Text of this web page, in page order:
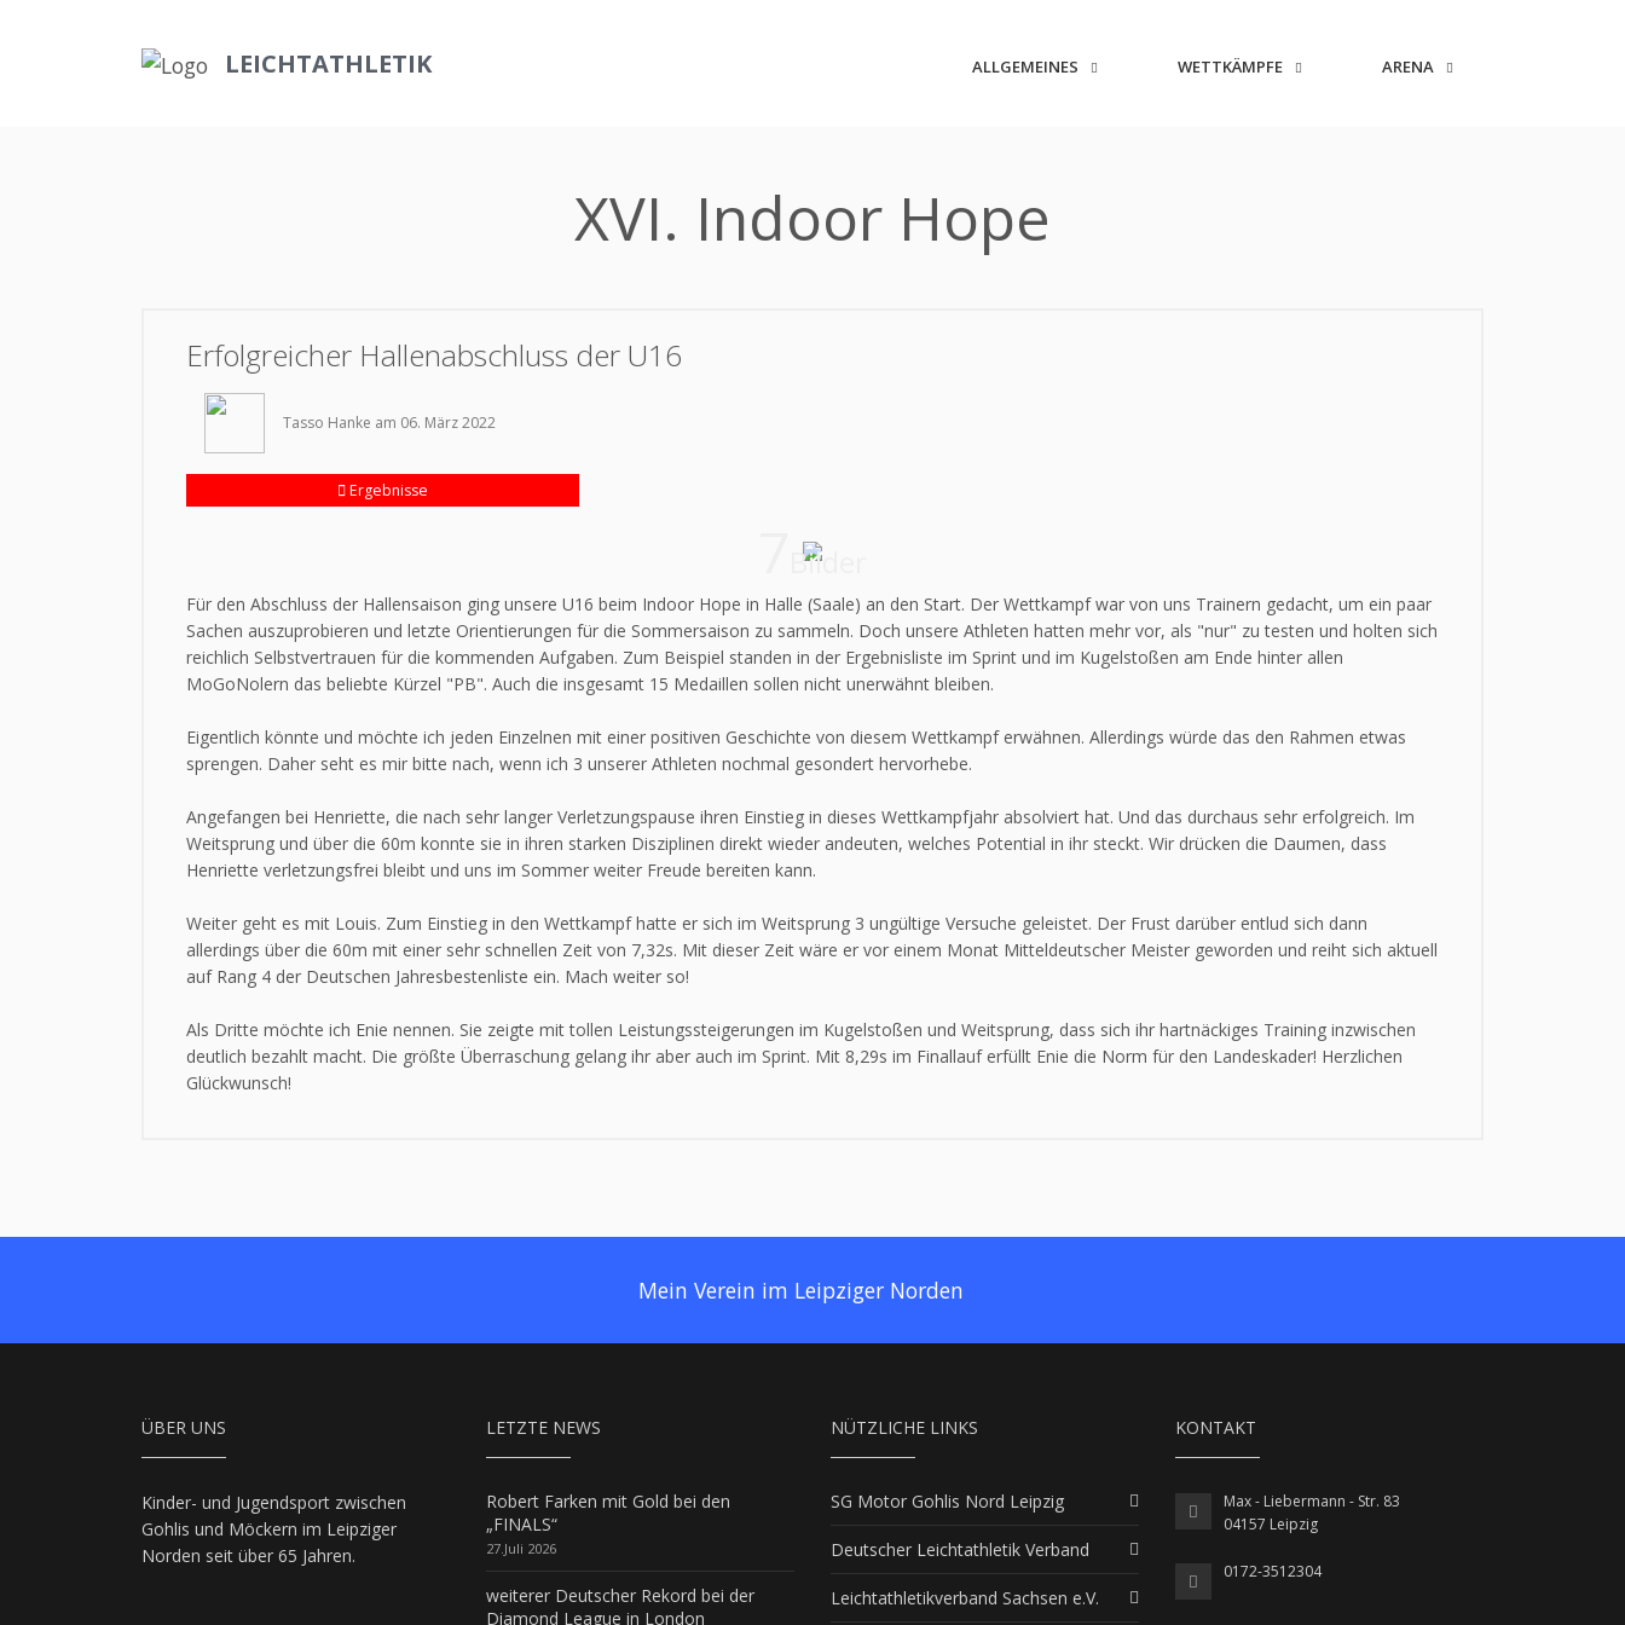
LEICHTATHLETIK ALLGEMEINES WETTKÄMPFE ARENA
XVI. Indoor Hope
Erfolgreicher Hallenabschluss der U16
Tasso Hanke am 06. März 2022
Ergebnisse
Bilder
Für den Abschluss der Hallensaison ging unsere U16 beim Indoor Hope in Halle (Saale) an den Start. Der Wettkampf war von uns Trainern gedacht, um ein paar
Sachen auszuprobieren und letzte Orientierungen für die Sommersaison zu sammeln. Doch unsere Athleten hatten mehr vor, als "nur" zu testen und holten sich
reichlich Selbstvertrauen für die kommenden Aufgaben. Zum Beispiel standen in der Ergebnisliste im Sprint und im Kugelstoßen am Ende hinter allen
MoGoNolern das beliebte Kürzel "PB". Auch die insgesamt 15 Medaillen sollen nicht unerwähnt bleiben.
Eigentlich könnte und möchte ich jeden Einzelnen mit einer positiven Geschichte von diesem Wettkampf erwähnen. Allerdings würde das den Rahmen etwas
sprengen. Daher seht es mir bitte nach, wenn ich 3 unserer Athleten nochmal gesondert hervorhebe.
Angefangen bei Henriette, die nach sehr langer Verletzungspause ihren Einstieg in dieses Wettkampfjahr absolviert hat. Und das durchaus sehr erfolgreich. Im
Weitsprung und über die 60m konnte sie in ihren starken Disziplinen direkt wieder andeuten, welches Potential in ihr steckt. Wir drücken die Daumen, dass
Henriette verletzungsfrei bleibt und uns im Sommer weiter Freude bereiten kann.
Weiter geht es mit Louis. Zum Einstieg in den Wettkampf hatte er sich im Weitsprung 3 ungültige Versuche geleistet. Der Frust darüber entlud sich dann
allerdings über die 60m mit einer sehr schnellen Zeit von 7,32s. Mit dieser Zeit wäre er vor einem Monat Mitteldeutscher Meister geworden und reiht sich aktuell
auf Rang 4 der Deutschen Jahresbestenliste ein. Mach weiter so!
Als Dritte möchte ich Enie nennen. Sie zeigte mit tollen Leistungssteigerungen im Kugelstoßen und Weitsprung, dass sich ihr hartnäckiges Training inzwischen
deutlich bezahlt macht. Die größte Überraschung gelang ihr aber auch im Sprint. Mit 8,29s im Finallauf erfüllt Enie die Norm für den Landeskader! Herzlichen
Glückwunsch!
Mein Verein im Leipziger Norden
ÜBER UNS
Kinder- und Jugendsport zwischen
Gohlis und Möckern im Leipziger
Norden seit über 65 Jahren.
LETZTE NEWS
Robert Farken mit Gold bei den
„FINALS“
27.Juli 2026
weiterer Deutscher Rekord bei der
Diamond League in London
NÜTZLICHE LINKS
SG Motor Gohlis Nord Leipzig
Deutscher Leichtathletik Verband
Leichtathletikverband Sachsen e.V.
KONTAKT
Max - Liebermann - Str. 83
04157 Leipzig
0172-3512304